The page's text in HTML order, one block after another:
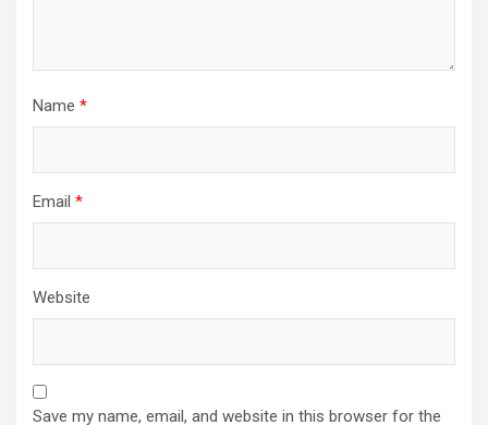
Name *
Email *
Website
Save my name, email, and website in this browser for the